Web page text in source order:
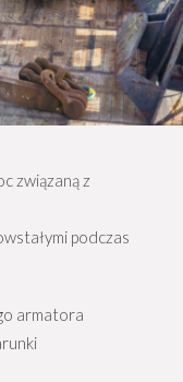
związaną z
podczas
armatora